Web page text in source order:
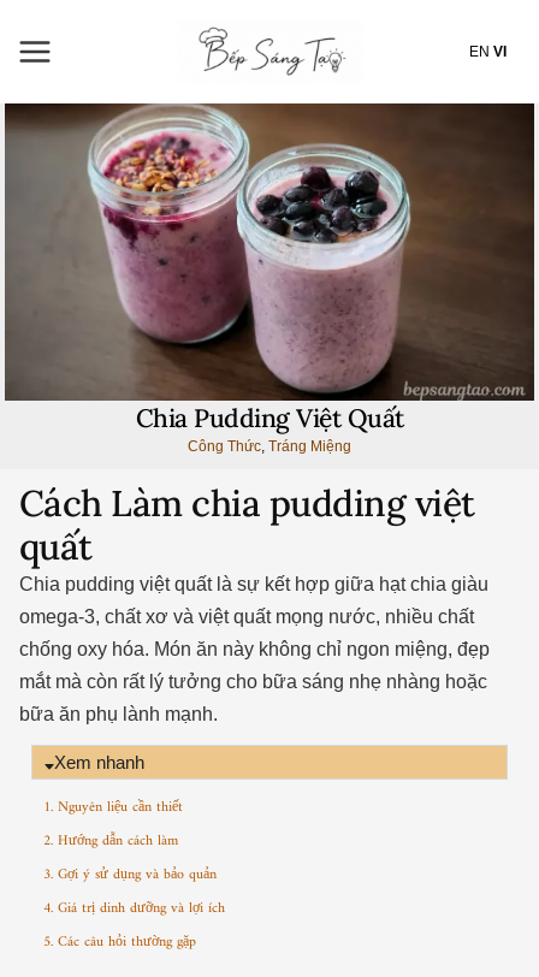
EN VI
Chia Pudding Việt Quất
Công Thức, Tráng Miệng
Cách Làm chia pudding việt
quất
Chia pudding việt quất là sự kết hợp giữa hạt chia giàu
omega-3, chất xơ và việt quất mọng nước, nhiều chất
chống oxy hóa. Món ăn này không chỉ ngon miệng, đẹp
mắt mà còn rất lý tưởng cho bữa sáng nhẹ nhàng hoặc
bữa ăn phụ lành mạnh.
Xem nhanh
1. Nguyên liệu cần thiết
2. Hướng dẫn cách làm
3. Gợi ý sử dụng và bảo quản
4. Giá trị dinh dưỡng và lợi ích
5. Các câu hỏi thường gặp